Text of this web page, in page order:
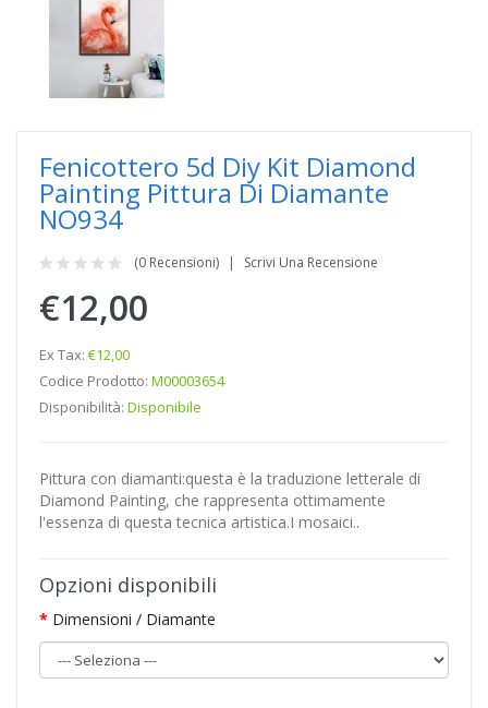
Fenicottero 5d Diy Kit Diamond
Painting Pittura Di Diamante
NO934
(0 Recensioni) Scrivi Una Recensione
€12,00
Ex Tax: €12,00
Codice Prodotto: M00003654
Disponibilità: Disponibile
Pittura con diamanti:questa è la traduzione letterale di
Diamond Painting, che rappresenta ottimamente
l'essenza di questa tecnica artistica.I mosaici..
Opzioni disponibili
Dimensioni / Diamante